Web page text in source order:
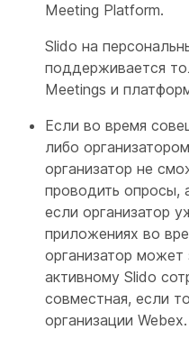
Meeting Platform.
Slido на
поддерживается
Meetings и
Если во время
либо
организатор не
проводить опросы,
если организатор
приложениях во
организатор может
активному Slido
совместная, если
организации Webex.